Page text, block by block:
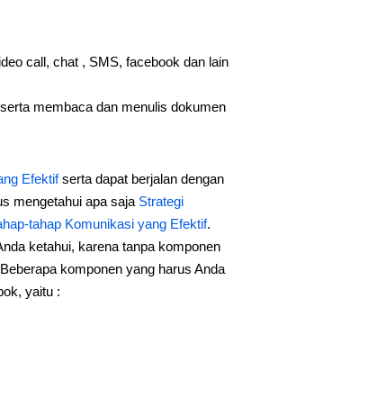
call, chat , SMS, facebook dan lain
membaca dan menulis dokumen
Efektifserta dapat berjalan dengan
mengetahui apa saja Strategi
tahap Komunikasi yang Efektif.
ketahui, karena tanpa komponen
komponen yang harus Anda
yaitu :